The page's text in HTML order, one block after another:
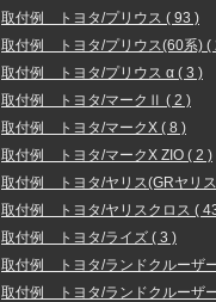
取付例 トヨタ/プリウス ( 93 )
取付例 トヨタ/プリウス(60系) (
取付例 トヨタ/プリウス α ( 3 )
取付例 トヨタ/マークⅡ ( 2 )
取付例 トヨタ/マークX ( 8 )
取付例 トヨタ/マークX ZIO ( 2 )
取付例 トヨタ/ヤリス(GRヤリ
取付例 トヨタ/ヤリスクロス (
取付例 トヨタ/ライズ ( 3 )
取付例 トヨタ/ランドクルーザ
取付例 トヨタ/ランドクルーザ